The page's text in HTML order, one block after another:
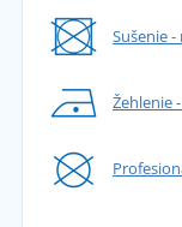
Sušenie
Žehlenie